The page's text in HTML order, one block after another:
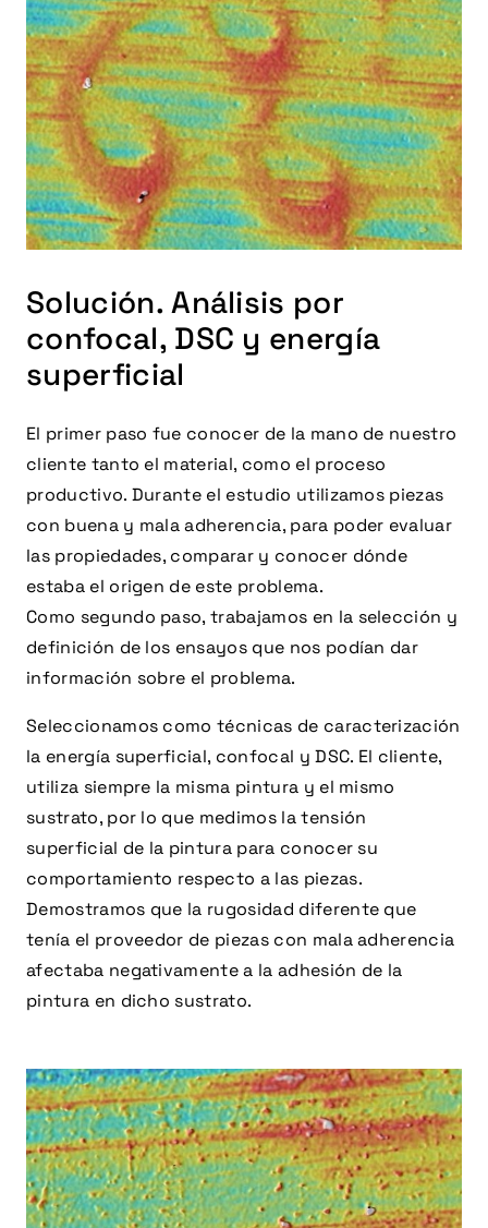
Solución. Análisis por
confocal, DSC y energía
superficial
El primer paso fue conocer de la mano de nuestro
cliente tanto el material, como el proceso
productivo. Durante el estudio utilizamos piezas
con buena y mala adherencia, para poder evaluar
las propiedades, comparar y conocer dónde
estaba el origen de este problema.
Como segundo paso, trabajamos en la selección y
definición de los ensayos que nos podían dar
información sobre el problema.
Seleccionamos como técnicas de caracterización
la energía superficial, confocal y DSC. El cliente,
utiliza siempre la misma pintura y el mismo
sustrato, por lo que medimos la tensión
superficial de la pintura para conocer su
comportamiento respecto a las piezas.
Demostramos que la rugosidad diferente que
tenía el proveedor de piezas con mala adherencia
afectaba negativamente a la adhesión de la
pintura en dicho sustrato.